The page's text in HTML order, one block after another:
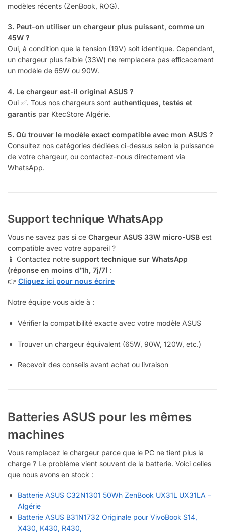
modèles récents (ZenBook, ROG).
3. Peut-on utiliser un chargeur plus puissant, comme un
45W ?
Oui, à condition que la tension (19V) soit identique. Cependant,
un chargeur plus faible (33W) ne remplacera pas efficacement
un modèle de 65W ou 90W.
4. Le chargeur est-il original ASUS ?
Oui ✅. Tous nos chargeurs sont authentiques, testés et
garantis par KtecStore Algérie.
5. Où trouver le modèle exact compatible avec mon ASUS ?
Consultez nos catégories dédiées ci-dessus selon la puissance
de votre chargeur, ou contactez-nous directement via
WhatsApp.
Support technique WhatsApp
Vous ne savez pas si ce Chargeur ASUS 33W micro-USB est
compatible avec votre appareil ?
📱 Contactez notre support technique sur WhatsApp
(réponse en moins d’1h, 7j/7) :
👉 Cliquez ici pour nous écrire
Notre équipe vous aide à :
Vérifier la compatibilité exacte avec votre modèle ASUS
Trouver un chargeur équivalent (65W, 90W, 120W, etc.)
Recevoir des conseils avant achat ou livraison
Batteries ASUS pour les mêmes
machines
Vous remplacez le chargeur parce que le PC ne tient plus la
charge ? Le problème vient souvent de la batterie. Voici celles
que nous avons en stock :
Batterie ASUS C32N1301 50Wh ZenBook UX31L UX31LA –
Algérie
Batterie ASUS B31N1732 Originale pour VivoBook S14,
X430, K430, R430,